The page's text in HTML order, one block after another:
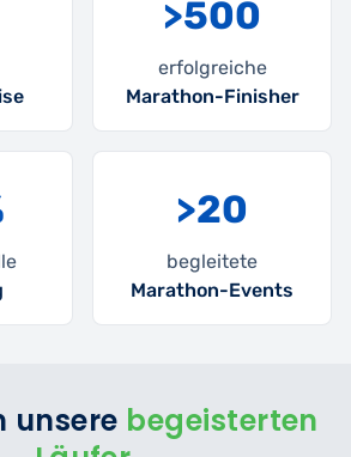
>500
erfolgreiche
Marathon-Finisher
>20
begleitete
Marathon-Events
unsere begeisterten